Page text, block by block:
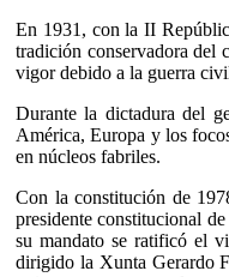
En 1931, con la II
tradición conservadora del
vigor debido a la guerra
Durante la dictadura del
América, Europa y los
en núcleos fabriles.
Con la constitución de
presidente constitucional
su mandato se ratificó el
dirigido la Xunta Gerardo